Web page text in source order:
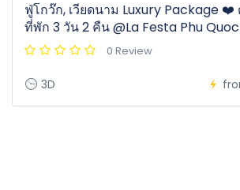
ฟู่โกว๊ก, เวียดนาม Luxury Package ❤️
ที่พัก 3 วัน 2 คืน @La Festa Phu Quoc
0 Review
3D